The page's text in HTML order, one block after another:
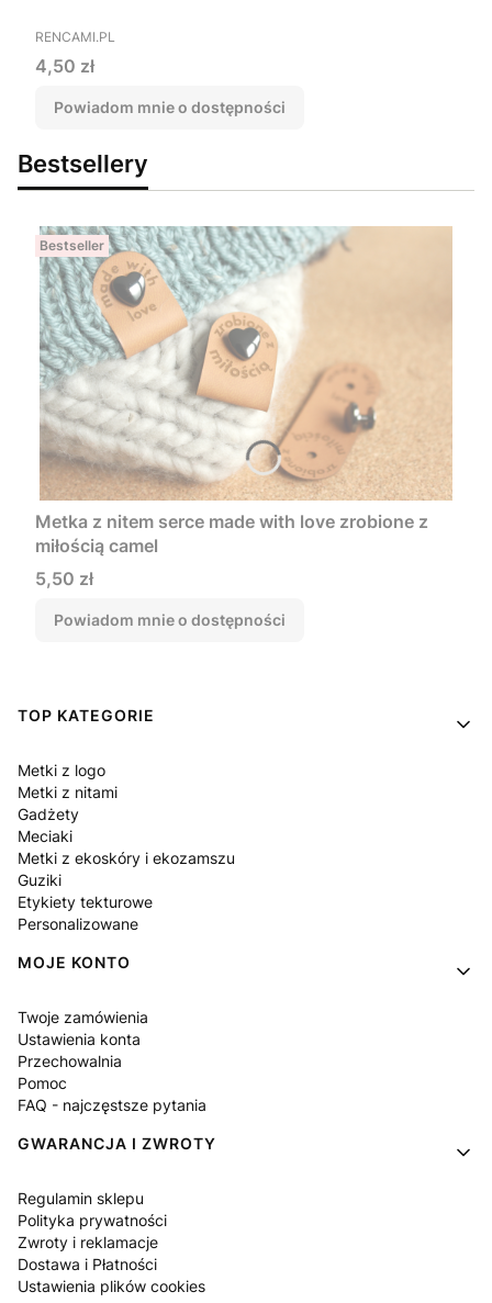
PRODUCENT
RENCAMI.PL
Cena
4,50 zł
Powiadom mnie o dostępności
Bestsellery
Bestseller
Metka z nitem serce made with love zrobione z
miłością camel
Cena
5,50 zł
Powiadom mnie o dostępności
Linki w stopce
TOP KATEGORIE
Metki z logo
Metki z nitami
Gadżety
Meciaki
Metki z ekoskóry i ekozamszu
Guziki
Etykiety tekturowe
Personalizowane
MOJE KONTO
Twoje zamówienia
Ustawienia konta
Przechowalnia
Pomoc
FAQ - najczęstsze pytania
GWARANCJA I ZWROTY
Regulamin sklepu
Polityka prywatności
Zwroty i reklamacje
Dostawa i Płatności
Ustawienia plików cookies